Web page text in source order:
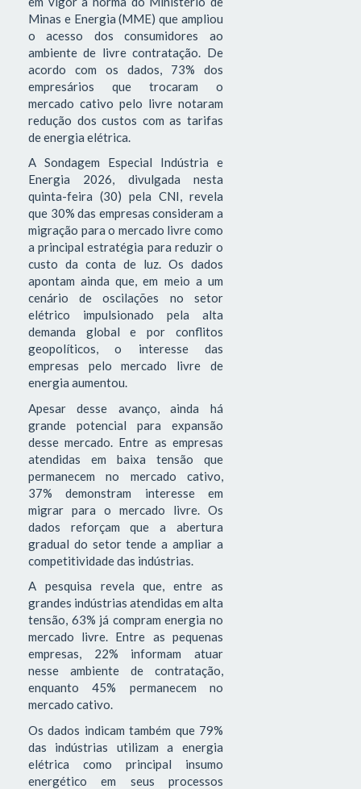
Minas e Energia (MME) que ampliou
o acesso dos consumidores ao
ambiente de livre contratação. De
acordo com os dados, 73% dos
empresários que trocaram o
mercado cativo pelo livre notaram
redução dos custos com as tarifas
de energia elétrica.
A Sondagem Especial Indústria e
Energia 2026, divulgada nesta
quinta-feira (30) pela CNI, revela
que 30% das empresas consideram a
migração para o mercado livre como
a principal estratégia para reduzir o
custo da conta de luz. Os dados
apontam ainda que, em meio a um
cenário de oscilações no setor
elétrico impulsionado pela alta
demanda global e por conflitos
geopolíticos, o interesse das
empresas pelo mercado livre de
energia aumentou.
Apesar desse avanço, ainda há
grande potencial para expansão
desse mercado. Entre as empresas
atendidas em baixa tensão que
permanecem no mercado cativo,
37% demonstram interesse em
migrar para o mercado livre. Os
dados reforçam que a abertura
gradual do setor tende a ampliar a
competitividade das indústrias.
A pesquisa revela que, entre as
grandes indústrias atendidas em alta
tensão, 63% já compram energia no
mercado livre. Entre as pequenas
empresas, 22% informam atuar
nesse ambiente de contratação,
enquanto 45% permanecem no
mercado cativo.
Os dados indicam também que 79%
das indústrias utilizam a energia
elétrica como principal insumo
energético em seus processos